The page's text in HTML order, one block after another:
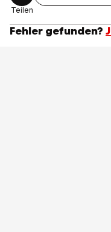
Teilen
Fehler gefunden?